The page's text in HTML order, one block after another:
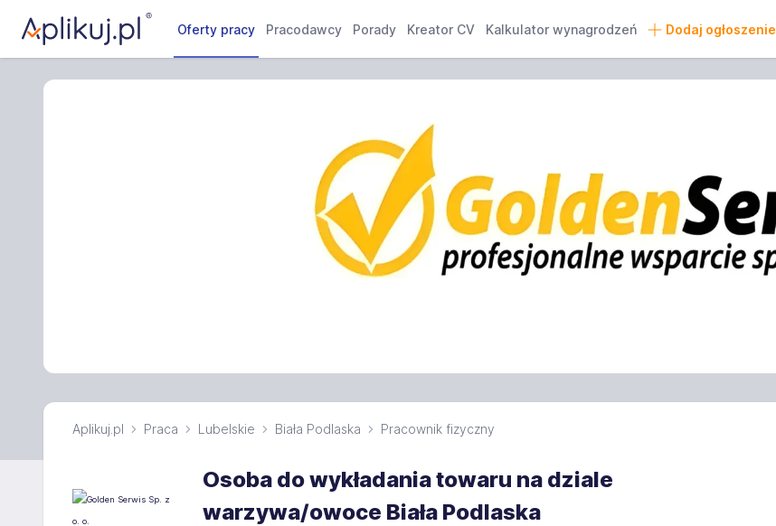
Oferty pracy Pracodawcy Porady Kreator CV Kalkulator wynagrodzeń Dodaj ogłoszenie
Aplikuj.pl Praca Lubelskie Biała Podlaska Pracownik fizyczny
Osoba do wykładania towaru na dziale
warzywa/owoce Biała Podlaska